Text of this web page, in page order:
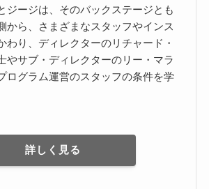
ジージは、そのバックステージとも
から、さまざまなスタッフやインス
わり、ディレクターのリチャード・
やサブ・ディレクターのリー・マラ
ログラム運営のスタッフの条件を学
詳しく見る